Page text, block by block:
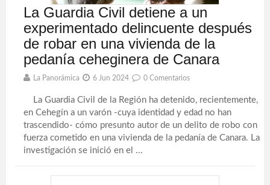
La Guardia Civil detiene a un
experimentado delincuente después
de robar en una vivienda de la
pedanía ceheginera de Canara
La Panorámica 6 Jun 2024 0 Comentarios
La Guardia Civil de la Región ha detenido, recientemente,
en Cehegín a un varón -cuya identidad y edad no han
trascendido- cómo presunto autor de un delito de robo con
fuerza cometido en una vivienda de la pedanía de Canara. La
investigación se inició en el ...